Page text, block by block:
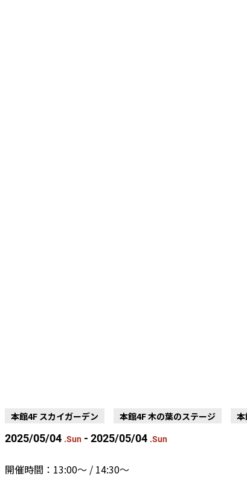
本館4F スカイガーデン 本館4F 木の葉のステージ
2025/05/04 .Sun - 2025/05/04 .Sun
開催時間：13:00～ / 14:30～